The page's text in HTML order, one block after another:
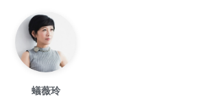
蟻薇玲